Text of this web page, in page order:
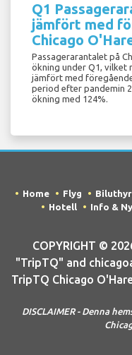
Q1
jämfört med
Chicago
Passagerarantalet på
ökning under Q1, vilket
jämfört med
period efter pandemin
ökning med 124%.
Home Flyg
Hotell
Info &
COPYRIGHT ©
"TripTQ" and
TripTQ Chicago
DISCLAIMER - Denna